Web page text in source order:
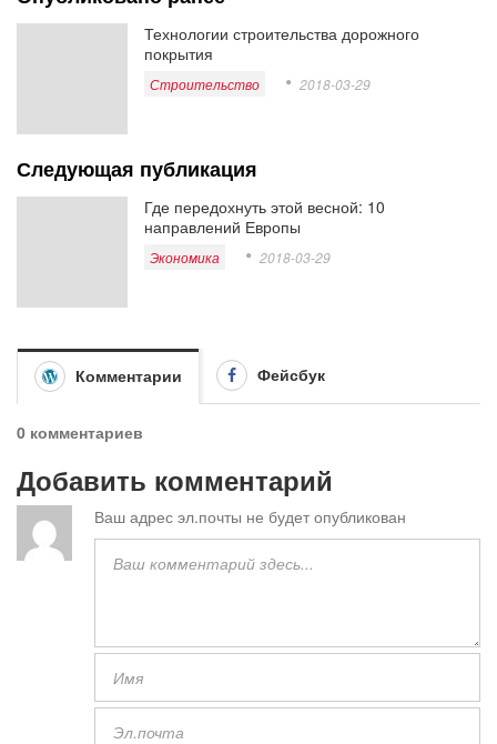
Технологии строительства дорожного
покрытия
Строительство 2018-03-29
Следующая публикация
Где передохнуть этой весной: 10
направлений Европы
Экономика 2018-03-29
Комментарии Фейсбук
0 комментариев
Добавить комментарий
Ваш адрес эл.почты не будет опубликован